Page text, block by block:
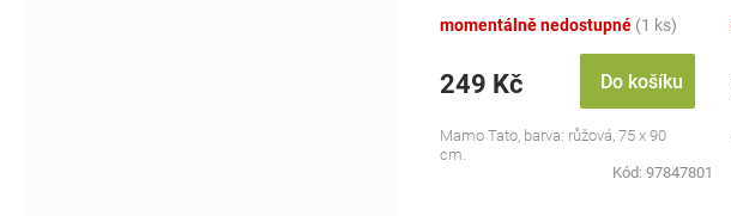
momentálně nedostupné (1 ks)
249 Kč Do košíku
Mamo Tato, barva: růžová, 75 x 90
cm.
Kód: 97847801